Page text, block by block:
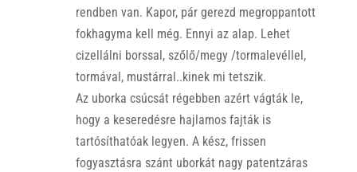
rendben van. Kapor, pár gerezd megroppantott
fokhagyma kell még. Ennyi az alap. Lehet
cizellálni borssal, szőlő/megy /tormalevéllel,
tormával, mustárral..kinek mi tetszik.
Az uborka csúcsát régebben azért vágták le,
hogy a keseredésre hajlamos fajták is
tartósíthatóak legyen. A kész, frissen
fogyasztásra szánt uborkát nagy patentzáras